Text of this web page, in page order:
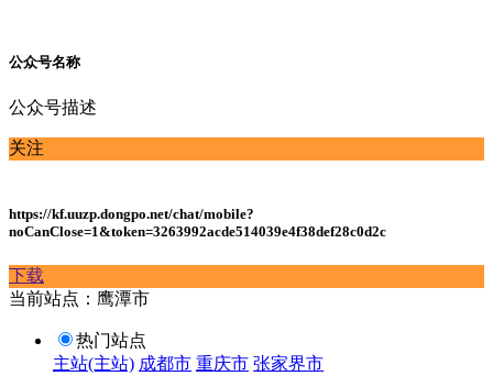
公众号名称
公众号描述
关注
https://kf.uuzp.dongpo.net/chat/mobile?
noCanClose=1&token=3263992acde514039e4f38def28c0d2c
下载
当前站点：鹰潭市
热门站点
主站(主站) 成都市 重庆市 张家界市